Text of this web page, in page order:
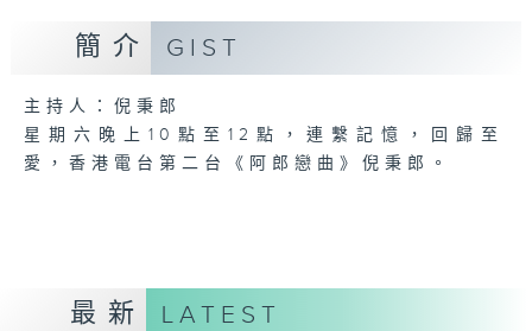
簡介 GIST
主持人：倪秉郎
星期六晚上10點至12點，連繫記憶，回歸至
愛，香港電台第二台《阿郎戀曲》倪秉郎。
最新 LATEST